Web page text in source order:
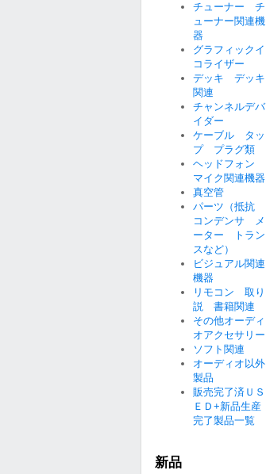
チューナー チ
ューナー関連機
器
グラフィックイ
コライザー
デッキ デッキ
関連
チャンネルデバ
イダー
ケーブル タッ
プ プラグ類
ヘッドフォン
マイク関連機器
真空管
パーツ（抵抗
コンデンサ メ
ーター トラン
スなど）
ビジュアル関連
機器
リモコン 取り
説 書籍関連
その他オーディ
オアクセサリー
ソフト関連
オーディオ以外
製品
販売完了済ＵＳ
ＥＤ+新品生産
完了製品一覧
新品